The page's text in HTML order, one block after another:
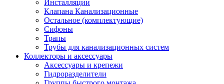
Инсталляции
Клапана Канализационные
Остальное (комплектующие)
Сифоны
Трапы
Трубы для канализационных систем
Коллекторы и аксессуары
Аксессуары и крепежи
Гидроразделители